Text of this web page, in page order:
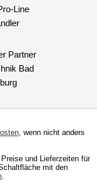
, wenn nicht anders
und Lieferzeiten für
mit den
.